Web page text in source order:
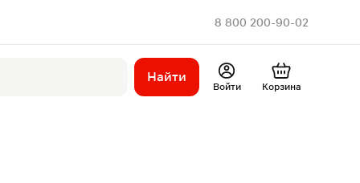
8 800 200-90-02
Найти
Войти Корзина